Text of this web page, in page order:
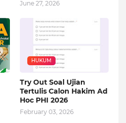
June 27, 2026
HUKUM
Try Out Soal Ujian
Tertulis Calon Hakim Ad
Hoc PHI 2026
February 03, 2026